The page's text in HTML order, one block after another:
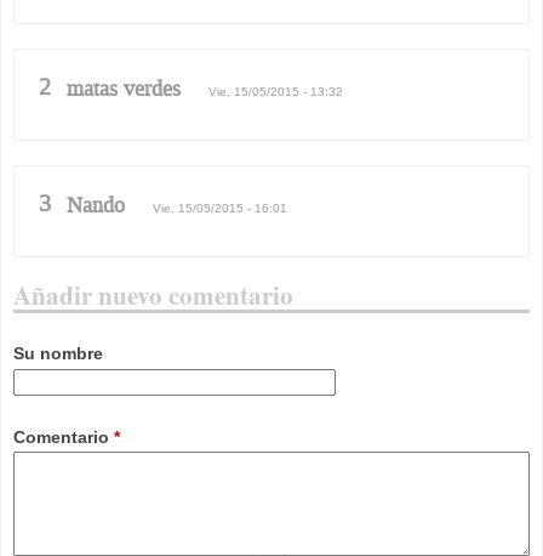
2 matas verdes Vie, 15/05/2015 - 13:32
3 Nando Vie, 15/05/2015 - 16:01
Añadir nuevo comentario
Su nombre
Comentario *